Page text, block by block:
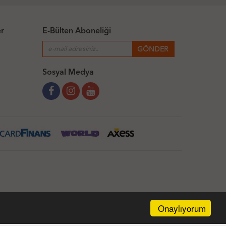
Onaylıyorum
E-Bülten Aboneliği
Sosyal Medya